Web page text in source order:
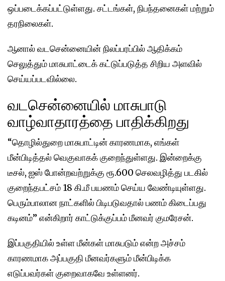
ஒப்படைக்கப்பட்டுள்ளது. சட்டங்கள், நிபந்தனைகள் மற்றும்
தரநிலைகள்.
ஆனால் வடசென்னையின் நிலப்பரப்பில் ஆதிக்கம்
செலுத்தும் மாசுபாட்டைக் கட்டுப்படுத்த சிறிய அளவில்
செய்யப்படவில்லை.
வடசென்னையில் மாசுபாடு
வாழ்வாதாரத்தை பாதிக்கிறது
“தொழில்துறை மாசுபாட்டின் காரணமாக, எங்கள்
மீன்பிடித்தல் வெகுவாகக் குறைந்துள்ளது. இன்றைக்கு
டீசல், ஐஸ் போன்றவற்றுக்கு ரூ.600 செலவழித்து படகில்
குறைந்தபட்சம் 18 கி.மீ பயணம் செய்ய வேண்டியுள்ளது.
பெரும்பாலான நாட்களில் பிடிபடுவதால் பணம் கிடைப்பது
கடினம்” என்கிறார் காட்டுக்குப்பம் மீனவர் குமரேசன்.
இப்பகுதியில் உள்ள மீன்கள் மாசுபடும் என்ற அச்சம்
காரணமாக அப்பகுதி மீனவர்களும் மீன்பிடிக்க
எடுப்பவர்கள் குறைவாகவே உள்ளனர்.